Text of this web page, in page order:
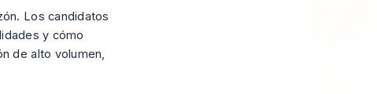
Los candidatos
y cómo
de alto volumen,